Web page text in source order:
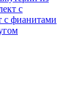
с
с фианитами